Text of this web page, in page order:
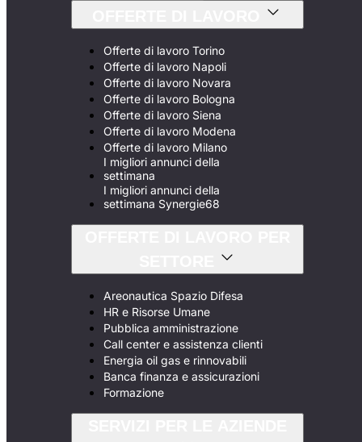
Offerte di lavoro Torino
Offerte di lavoro Napoli
Offerte di lavoro Novara
Offerte di lavoro Bologna
Offerte di lavoro Siena
Offerte di lavoro Modena
Offerte di lavoro Milano
I migliori annunci della
settimana
I migliori annunci della
settimana Synergie68
Areonautica Spazio Difesa
HR e Risorse Umane
Pubblica amministrazione
Call center e assistenza clienti
Energia oil gas e rinnovabili
Banca finanza e assicurazioni
Formazione